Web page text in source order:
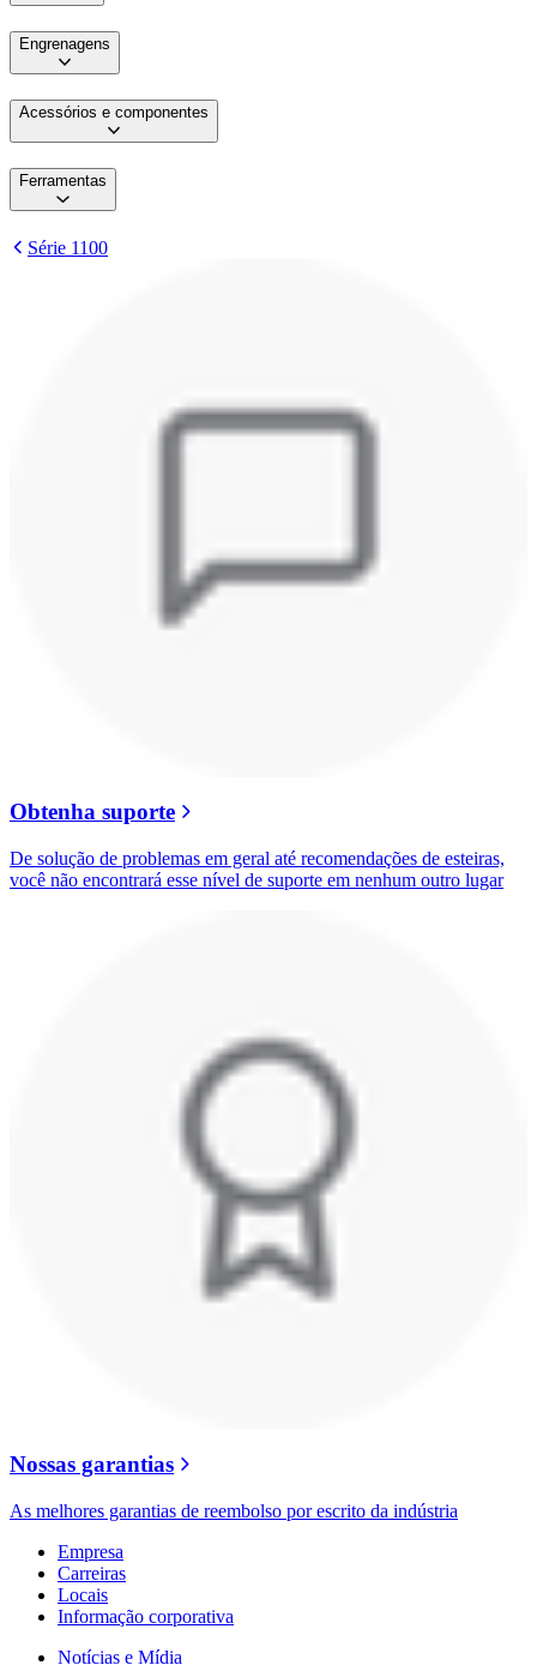
Engrenagens
Acessórios e componentes
Ferramentas
Série 1100
Obtenha suporte
De solução de problemas em geral até recomendações de esteiras,
você não encontrará esse nível de suporte em nenhum outro lugar
Nossas garantias
As melhores garantias de reembolso por escrito da indústria
Empresa
Carreiras
Locais
Informação corporativa
Notícias e Mídia